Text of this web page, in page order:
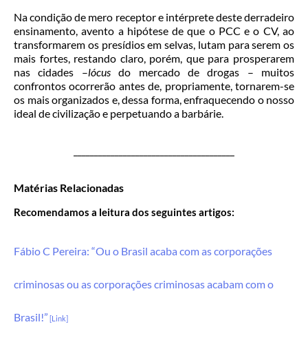
Na condição de mero receptor e intérprete deste derradeiro
ensinamento, avento a hipótese de que o PCC e o CV, ao
transformarem os presídios em selvas, lutam para serem os
mais fortes, restando claro, porém, que para prosperarem
nas cidades –lócusdo mercado de drogas – muitos
confrontos ocorrerão antes de, propriamente, tornarem-se
os mais organizados e, dessa forma, enfraquecendo o nosso
ideal de civilização e perpetuando a barbárie.
Matérias Relacionadas
Recomendamos a leitura dos seguintes artigos:
Fábio C Pereira: “Ou o Brasil acaba com as corporações
criminosas ou as corporações criminosas acabam com o
Brasil!” [Link]